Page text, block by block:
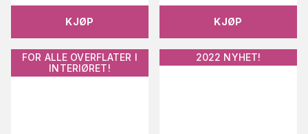
KJØP KJØP
FOR ALLE OVERFLATER I
INTERIØRET!
2022 NYHET!